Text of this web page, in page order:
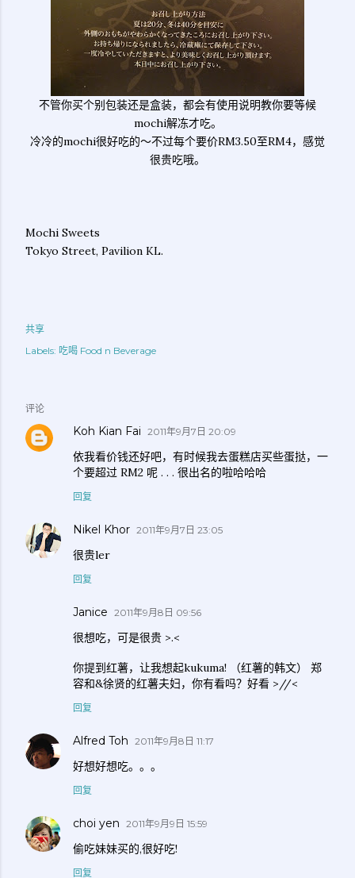
不管你买个别包装还是盒装，都会有使用说明教你要等候
mochi解冻才吃。
冷冷的mochi很好吃的～不过每个要价RM3.50至RM4，感觉
很贵吃哦。
Mochi Sweets
Tokyo Street, Pavilion KL.
共享
Labels: 吃喝 Food n Beverage
评论
Koh Kian Fai 2011年9月7日 20:09
依我看价钱还好吧，有时候我去蛋糕店买些蛋挞，一
个要超过 RM2 呢 . . . 很出名的啦哈哈哈
回复
Nikel Khor 2011年9月7日 23:05
很贵ler
回复
Janice 2011年9月8日 09:56
很想吃，可是很贵 >.<
你提到红薯，让我想起kukuma! （红薯的韩文） 郑
容和&徐贤的红薯夫妇，你有看吗？好看 >//<
回复
Alfred Toh 2011年9月8日 11:17
好想好想吃。。。
回复
choi yen 2011年9月9日 15:59
偷吃妹妹买的,很好吃!
回复